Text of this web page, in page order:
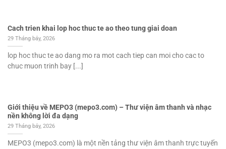
Cach trien khai lop hoc thuc te ao theo tung giai doan
29 Tháng bảy, 2026
lop hoc thuc te ao dang mo ra mot cach tiep can moi cho cac to
chuc muon trinh bay [...]
Giới thiệu về MEPO3 (mepo3.com) – Thư viện âm thanh và nhạc
nền không lời đa dạng
29 Tháng bảy, 2026
MEPO3 (mepo3.com) là một nền tảng thư viện âm thanh trực tuyến